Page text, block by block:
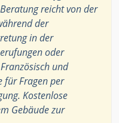
reicht von der
der
in der
oder
und
für Fragen per
Kostenlose
Gebäude zur